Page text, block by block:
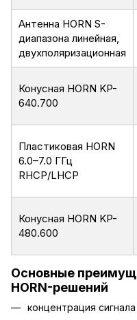
Антенна HORN S-
диапазона линейная,
двухполяризационная
Конусная HORN KP-
640.700
Пластиковая HORN
6.0–7.0 ГГц
RHCP/LHCP
Конусная HORN KP-
480.600
Основные
HORN-решений
концентрация